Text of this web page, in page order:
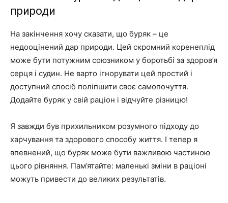
природи
На закінчення хочу сказати, що буряк – це
недооцінений дар природи. Цей скромний коренеплід
може бути потужним союзником у боротьбі за здоров’я
серця і судин. Не варто ігнорувати цей простий і
доступний спосіб поліпшити своє самопочуття.
Додайте буряк у свій раціон і відчуйте різницю!
Я завжди був прихильником розумного підходу до
харчування та здорового способу життя. І тепер я
впевнений, що буряк може бути важливою частиною
цього рівняння. Пам’ятайте: маленькі зміни в раціоні
можуть привести до великих результатів.